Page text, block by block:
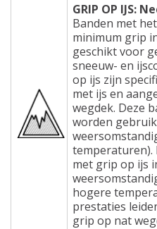
GRIP OP IJS:
Banden met
minimum grip
geschikt voor
sneeuw- en
op ijs zijn
met ijs en
wegdek. Deze
worden
temperaturen).
met grip op ijs
hogere
prestaties
grip op nat